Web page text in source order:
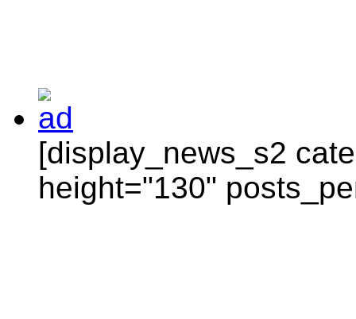
[display_news_s2
height="130"